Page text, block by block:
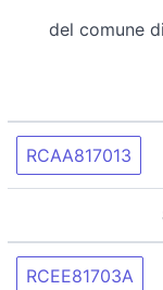
del comune di
RCAA817013
RCEE81703A